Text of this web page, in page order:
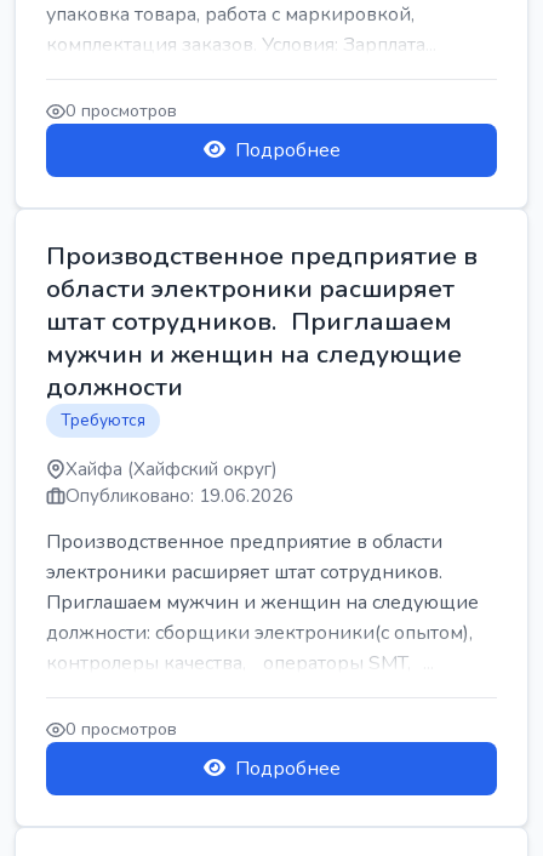
упаковка товара, работа с маркировкой,
комплектация заказов. Условия: Зарплата...
0 просмотров
Подробнее
Производственное предприятие в
области электроники расширяет
штат сотрудников. Приглашаем
мужчин и женщин на следующие
должности
Требуются
Хайфа (Хайфский округ)
Опубликовано: 19.06.2026
Производственное предприятие в области
электроники расширяет штат сотрудников.
Приглашаем мужчин и женщин на следующие
должности: сборщики электроники(с опытом),
контролеры качества, операторы SMT, ...
0 просмотров
Подробнее